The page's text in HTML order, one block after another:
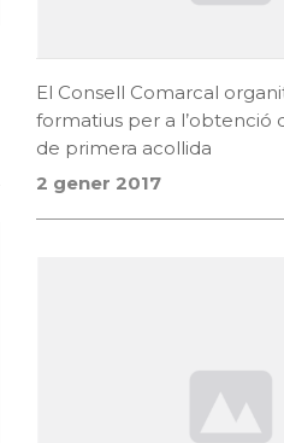
El Consell Comarcal
formatius per a l’obtenció
de primera acollida
2 gener 2017